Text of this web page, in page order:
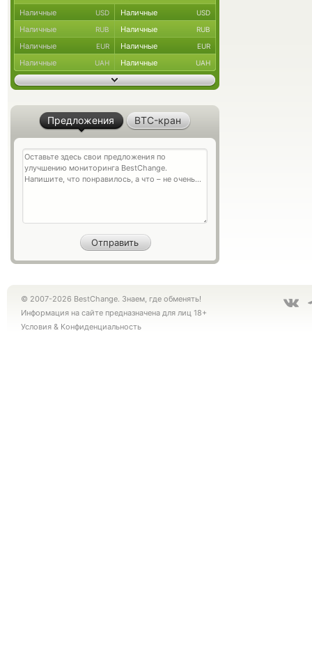
Наличные USD Наличные USD
Наличные RUB Наличные RUB
Наличные EUR Наличные EUR
Наличные UAH Наличные UAH
Предложения BTC-кран
© 2007-2026 BestChange. Знаем, где обменять!
Информация на сайте предназначена для лиц 18+
Условия & Конфиденциальность